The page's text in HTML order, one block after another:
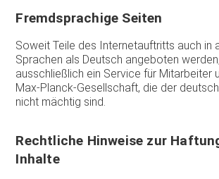
Fremdsprachige Seiten
Soweit Teile des Internetauftritts auch in
Sprachen als Deutsch angeboten
ausschließlich ein Service für Mitarbeiter
Max-Planck-Gesellschaft, die der
nicht mächtig sind.
Rechtliche Hinweise zur
Inhalte